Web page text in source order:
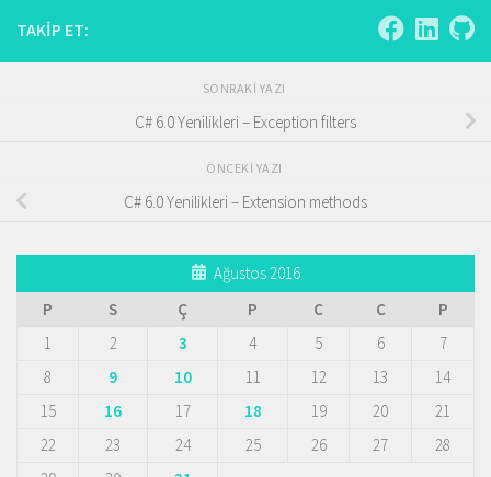
TAKIP ET:
SONRAKI YAZI
C# 6.0 Yenilikleri – Exception filters
ÖNCEKI YAZI
C# 6.0 Yenilikleri – Extension methods
Ağustos 2016
P
S Ç P C C
P
1
2 3 4 5 6
7
8
9 10 11 12 13
14
15
16 17 18 19 20
21
22
23 24 25 26 27
28